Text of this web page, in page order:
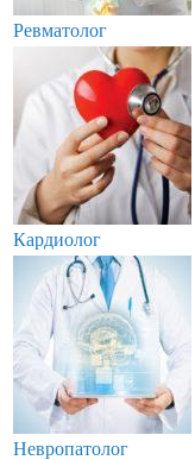
Ревматолог
Кардиолог
Невропатолог